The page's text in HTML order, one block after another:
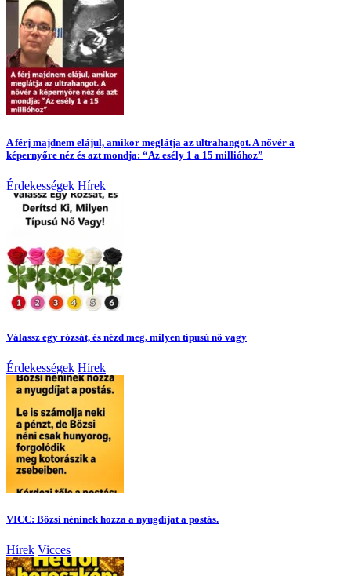
A férj majdnem elájul, amikor meglátja az ultrahangot. A nővér a
képernyőre néz és azt mondja: “Az esély 1 a 15 millióhoz”
Érdekességek Hírek
Válassz egy rózsát, és nézd meg, milyen típusú nő vagy
Érdekességek Hírek
VICC: Bözsi néninek hozza a nyugdíjat a postás.
Hírek Vicces